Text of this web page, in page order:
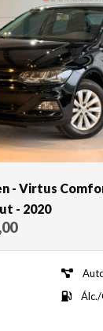
- Virtus
- 2020
Álc./